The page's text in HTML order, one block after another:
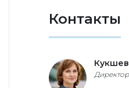
Контакты